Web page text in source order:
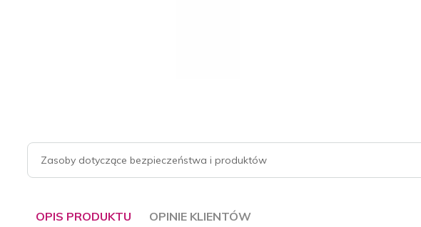
Zasoby dotyczące bezpieczeństwa i produktów
OPIS PRODUKTU OPINIE KLIENTÓW